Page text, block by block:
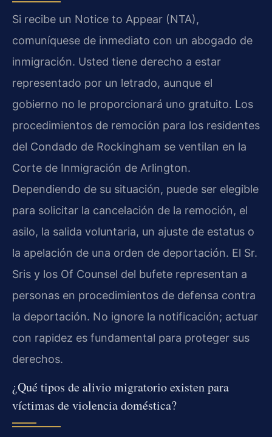
Si recibe un Notice to Appear (NTA),
comuníquese de inmediato con un abogado de
inmigración. Usted tiene derecho a estar
representado por un letrado, aunque el
gobierno no le proporcionará uno gratuito. Los
procedimientos de remoción para los residentes
del Condado de Rockingham se ventilan en la
Corte de Inmigración de Arlington.
Dependiendo de su situación, puede ser elegible
para solicitar la cancelación de la remoción, el
asilo, la salida voluntaria, un ajuste de estatus o
la apelación de una orden de deportación. El Sr.
Sris y los Of Counsel del bufete representan a
personas en procedimientos de defensa contra
la deportación. No ignore la notificación; actuar
con rapidez es fundamental para proteger sus
derechos.
¿Qué tipos de alivio migratorio existen para
víctimas de violencia doméstica?